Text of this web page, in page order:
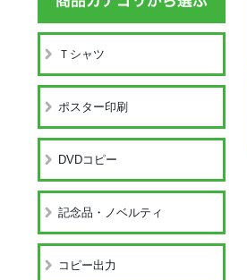
Ｔシャツ
ポスター印刷
DVDコピー
記念品・ノベルティ
コピー出力